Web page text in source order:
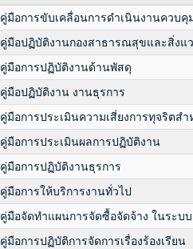
คู่มือการขับเคลื่อนการดำเนินงานควบ
คู่มือปฏิบัติงานกองสาธารณสุขและสิ่งแ
คู่มือการปฏิบัติงานด้านพัสดุ
คู่มือปฏิบัติงาน งานธุรการ
คู่มือการประเมินความเสี่ยงการทุจริตสำ
คู่มือการประเมินผลการปฏิบัติงาน
คู่มือการปฏิบัติงานธุรการ
คู่มือการให้บริการงานทั่วไป
คู่มือจัดทำแผนการจัดซื้อจัดจ้าง ในระบบ
คู่มือการปฏิบัติการจัดการเรื่องร้องเรียน